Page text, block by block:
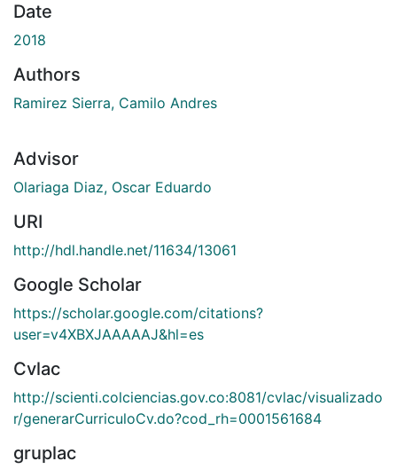
Date
2018
Authors
Ramirez Sierra, Camilo Andres
Advisor
Olariaga Diaz, Oscar Eduardo
URI
http://hdl.handle.net/11634/13061
Google Scholar
https://scholar.google.com/citations?
user=v4XBXJAAAAAJ&hl=es
Cvlac
http://scienti.colciencias.gov.co:8081/cvlac/visualizado
r/generarCurriculoCv.do?cod_rh=0001561684
gruplac